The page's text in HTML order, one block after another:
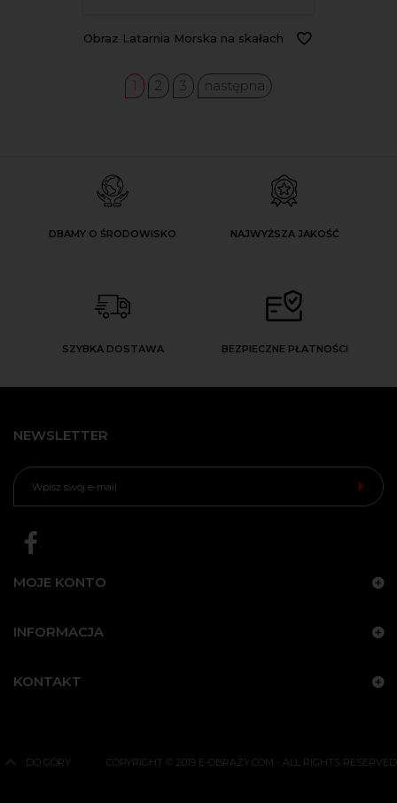
Obraz Latarnia Morska na skałach
1 2 3 następna
DBAMY O ŚRODOWISKO NAJWYŻSZA JAKOŚĆ
SZYBKA DOSTAWA BEZPIECZNE PŁATNOŚCI
NEWSLETTER
MOJE KONTO
INFORMACJA
KONTAKT
DO GÓRY COPYRIGHT © 2019 E-OBRAZY.COM - ALL RIGHTS RESERVED